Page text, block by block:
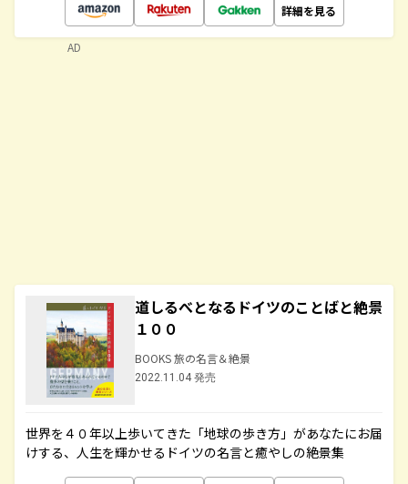
詳細を見る
道しるべとなるドイツのことばと絶景
１００
BOOKS 旅の名言＆絶景
2022.11.04 発売
世界を４０年以上歩いてきた「地球の歩き方」があなたにお届
けする、人生を輝かせるドイツの名言と癒やしの絶景集
AD